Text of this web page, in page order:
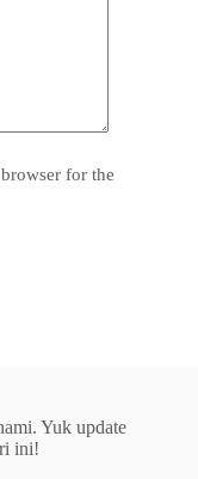
for the
Yuk update
ini!